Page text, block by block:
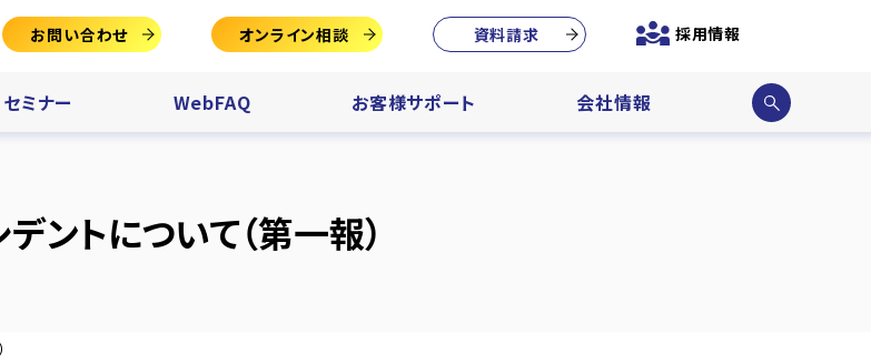
セミナー WebFAQ お客様サポート 会社情報
サイ
ト内
お問い合わせ オンライン相談 資料請求 採用情報
ントについて（第一報）